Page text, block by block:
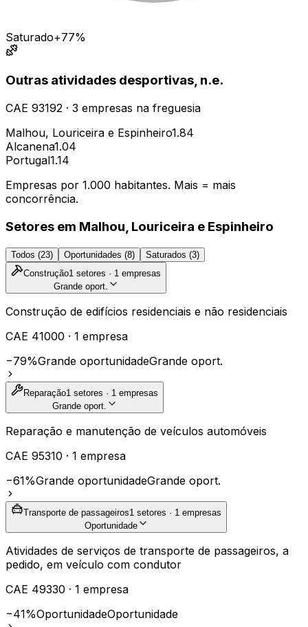
Saturado+77%
Outras atividades desportivas, n.e.
CAE 93192 · 3 empresas na freguesia
Malhou, Louriceira e Espinheiro1.84
Alcanena1.04
Portugal1.14
Empresas por 1.000 habitantes. Mais = mais
concorrência.
Setores em Malhou, Louriceira e Espinheiro
Todos (23) Oportunidades (8) Saturados (3)
Construção1 setores · 1 empresas
Grande oport.
Construção de edifícios residenciais e não residenciais
CAE 41000 · 1 empresa
−79%Grande oportunidadeGrande oport.
Reparação1 setores · 1 empresas
Grande oport.
Reparação e manutenção de veículos automóveis
CAE 95310 · 1 empresa
−61%Grande oportunidadeGrande oport.
Transporte de passageiros1 setores · 1 empresas
Oportunidade
Atividades de serviços de transporte de passageiros, a
pedido, em veículo com condutor
CAE 49330 · 1 empresa
−41%OportunidadeOportunidade